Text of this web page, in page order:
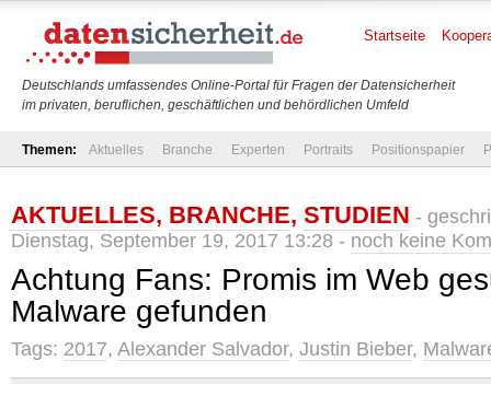
Deutschlands umfassendes Online-Portal für Fragen der Datensicherheit
im privaten, beruflichen, geschäftlichen und behördlichen Umfeld
Startseite
Themen: Aktuelles Branche Experten Portraits Positionspapier
AKTUELLES, BRANCHE, STUDIEN -
Dienstag, September 19, 2017 13:28 - noch keine
Achtung Fans: Promis im Web
Malware gefunden
Tags: 2017, Alexander Salvador, Justin Bieber,